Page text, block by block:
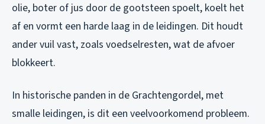
olie, boter of jus door de gootsteen spoelt, koelt het
af en vormt een harde laag in de leidingen. Dit houdt
ander vuil vast, zoals voedselresten, wat de afvoer
blokkeert.
In historische panden in de Grachtengordel, met
smalle leidingen, is dit een veelvoorkomend probleem.